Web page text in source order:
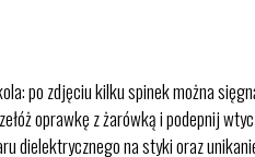
po zdjęciu kilku spinek można
oprawkę z żarówką i podepnij
dielektrycznego na styki oraz